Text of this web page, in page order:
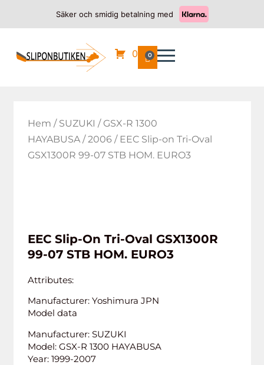
Säker och smidig betalning med
0 0
Hem / SUZUKI / GSX-R 1300
HAYABUSA/2006/ EEC Slip-on Tri-Oval
GSX1300R 99-07 STB HOM. EURO3
EEC Slip-On Tri-Oval GSX1300R
99-07 STB HOM. EURO3
Attributes:
Manufacturer: Yoshimura JPN
Model data
Manufacturer: SUZUKI
Model: GSX-R 1300 HAYABUSA
Year: 1999-2007